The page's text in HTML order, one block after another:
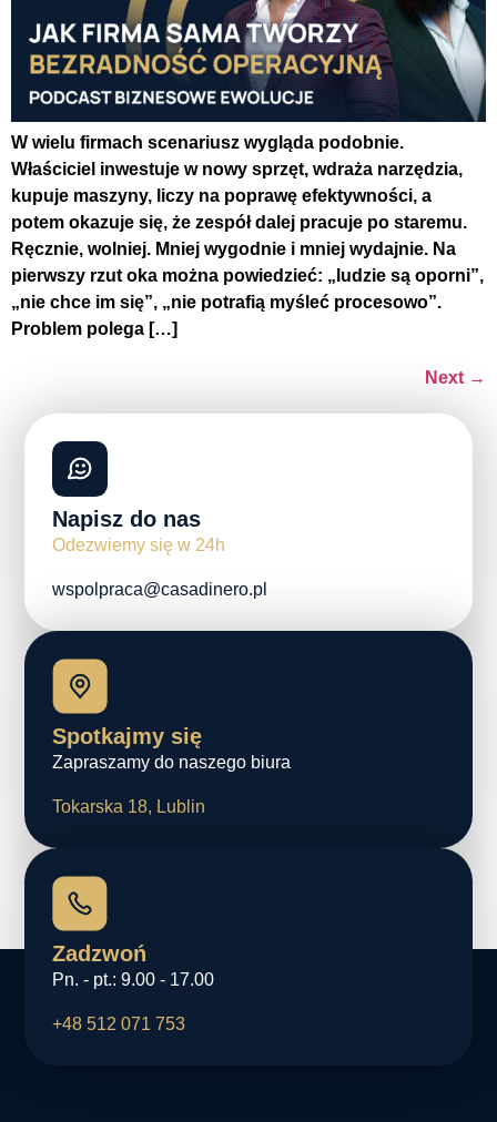
W wielu firmach scenariusz wygląda podobnie.
Właściciel inwestuje w nowy sprzęt, wdraża narzędzia,
kupuje maszyny, liczy na poprawę efektywności, a
potem okazuje się, że zespół dalej pracuje po staremu.
Ręcznie, wolniej. Mniej wygodnie i mniej wydajnie. Na
pierwszy rzut oka można powiedzieć: „ludzie są oporni”,
„nie chce im się”, „nie potrafią myśleć procesowo”.
Problem polega […]
Next →
Napisz do nas
Odezwiemy się w 24h
wspolpraca@casadinero.pl
Spotkajmy się
Zapraszamy do naszego biura
Tokarska 18, Lublin
Zadzwoń
Pn. - pt.: 9.00 - 17.00
+48 512 071 753